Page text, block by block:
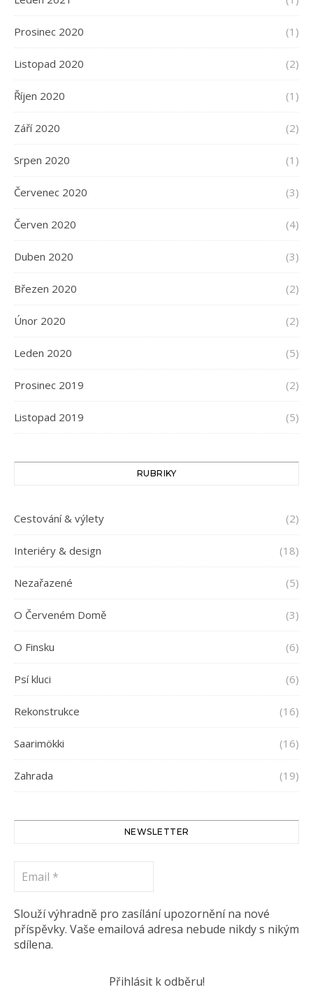
Prosinec 2020 (1)
Listopad 2020 (2)
Říjen 2020 (1)
Září 2020 (2)
Srpen 2020 (1)
Červenec 2020 (3)
Červen 2020 (4)
Duben 2020 (3)
Březen 2020 (2)
Únor 2020 (2)
Leden 2020 (5)
Prosinec 2019 (2)
Listopad 2019 (5)
RUBRIKY
Cestování & výlety (2)
Interiéry & design (18)
Nezařazené (5)
O Červeném Domě (3)
O Finsku (6)
Psí kluci (6)
Rekonstrukce (16)
Saarimökki (16)
Zahrada (19)
NEWSLETTER
Slouží výhradně pro zasílání upozornění na nové
příspěvky. Vaše emailová adresa nebude nikdy s nikým
sdílena.